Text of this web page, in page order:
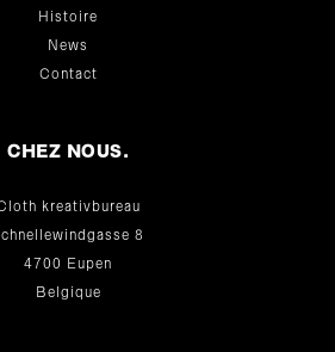
Histoire
News
Contact
CHEZ NOUS.
kreativbureau
8
4700 Eupen
Belgique